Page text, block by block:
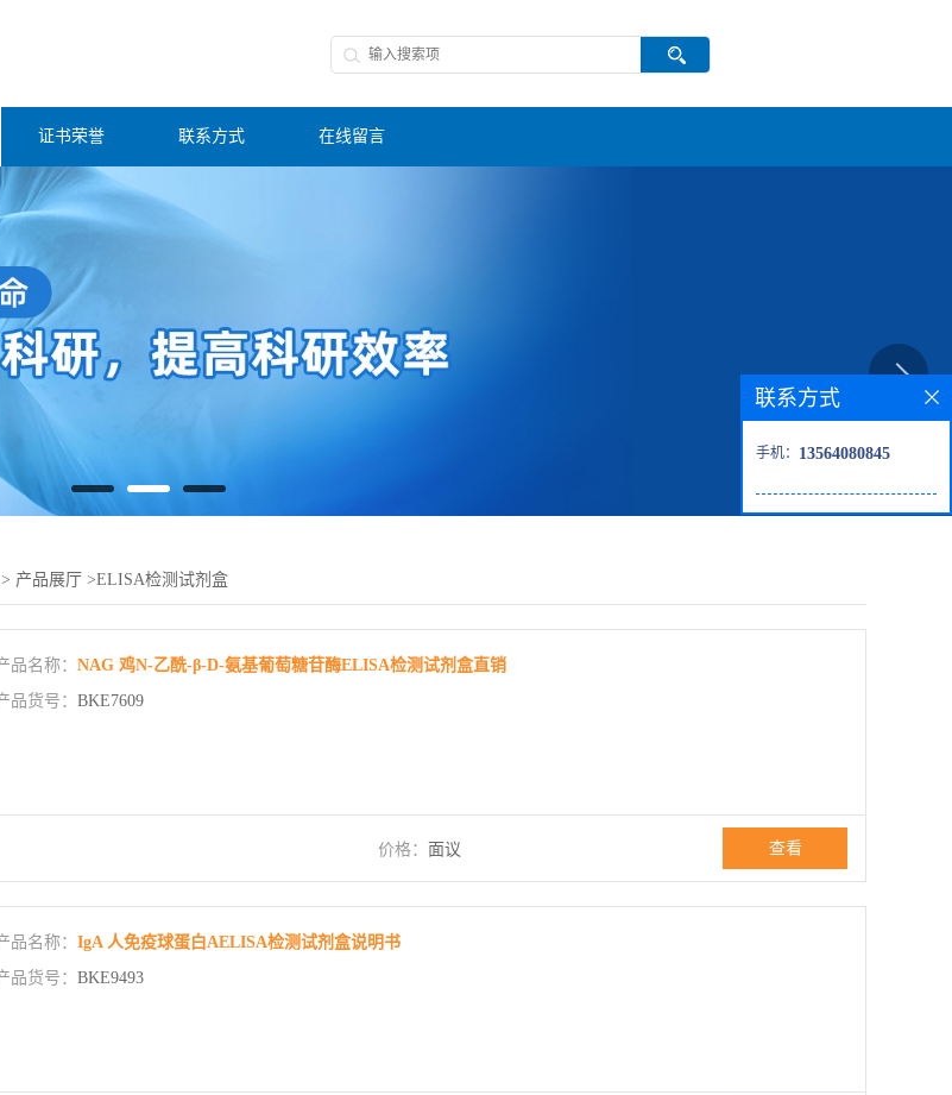
证书荣誉 联系方式 在线留言
> 产品展厅 >ELISA检测试剂盒
品名称： NAG 鸡N-乙酰-β-D-氨基葡萄糖苷酶ELISA检测试剂盒直销
品货号： BKE7609
价格： 面议 查看
品名称： IgA 人免疫球蛋白AELISA检测试剂盒说明书
品货号： BKE9493
联系方式
手机： 13564080845